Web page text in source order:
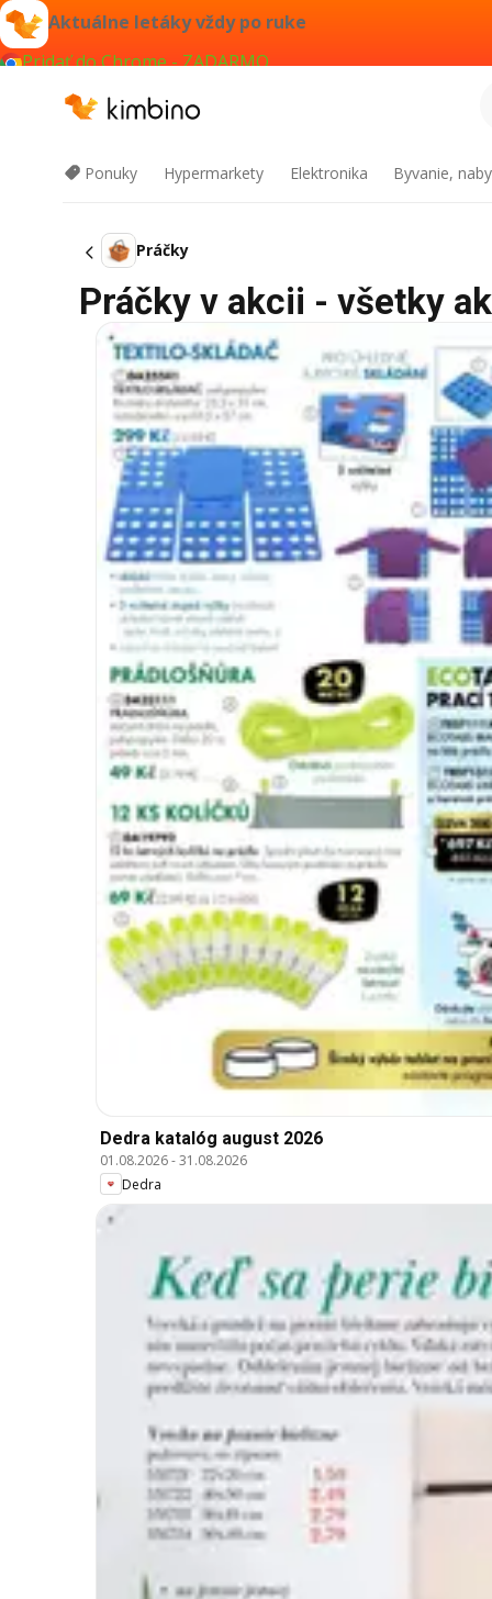
Aktuálne letáky vždy po ruke
Pridať do Chrome - ZADARMO
Ponuky Hypermarkety Elektronika Byvanie,
Práčky
Práčky v akcii - všetky
Dedra katalóg august 2026
01.08.2026-31.08.2026
Dedra